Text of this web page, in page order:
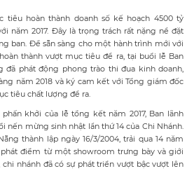
tiêu hoàn thành doanh số kế hoạch 4500 tỷ
năm 2017. Đây là trọng trách rất nặng nề đặt
ban. Để sẵn sàng cho một hành trình mới với
thành vượt mục tiêu đề ra, tại buổi lễ Ban
đã phát động phong trào thi đua kinh doanh,
năm 2018 và ký cam kết với Tổng giám đốc
tiêu chất lượng đề ra.
khởi của lễ tổng kết năm 2017, Ban lãnh
nến mừng sinh nhật lần thứ 14 của Chi Nhánh.
thành lập ngày 16/3/2004, trải qua 14 năm
điểm từ một showroom trưng bày và giới
nhánh đã có sự phát triển vượt bậc vượt lên